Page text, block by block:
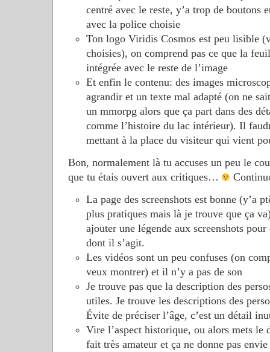
centré avec le reste, y’a trop de boutons
avec la police choisie
Ton logo Viridis Cosmos est peu lisible
choisies), on comprend pas ce que la
intégrée avec le reste de l’image
Et enfin le contenu: des images
agrandir et un texte mal adapté (on ne
un mmorpg alors que ça part dans des
comme l’histoire du lac intérieur). Il
mettant à la place du visiteur qui vient
Bon, normalement là tu accuses un peu le
que tu étais ouvert aux critiques…
La page des screenshots est bonne (y’a
plus pratiques mais là je trouve que ça
ajouter une légende aux screenshots
dont il s’agit.
Les vidéos sont un peu confuses (on
veux montrer) et il n’y a pas de son
Je trouve pas que la description des
utiles. Je trouve les descriptions des
Évite de préciser l’âge, c’est un détail
Vire l’aspect historique, ou alors mets le
fait très amateur et ça ne donne pas